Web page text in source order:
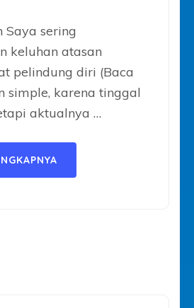
Saya sering
keluhan atasan
pelindung diri (Baca
simple, karena tinggal
aktualnya …